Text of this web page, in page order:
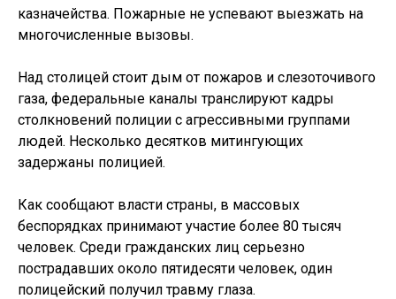
казначейства. Пожарные не успевают выезжать на
многочисленные вызовы.
Над столицей стоит дым от пожаров и слезоточивого
газа, федеральные каналы транслируют кадры
столкновений полиции с агрессивными группами
людей. Несколько десятков митингующих
задержаны полицией.
Как сообщают власти страны, в массовых
беспорядках принимают участие более 80 тысяч
человек. Среди гражданских лиц серьезно
пострадавших около пятидесяти человек, один
полицейский получил травму глаза.